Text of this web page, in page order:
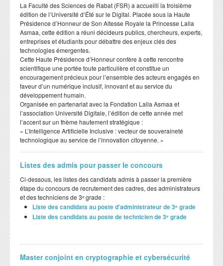
​La Faculté des Sciences de Rabat (FSR) a accueilli la troisième
édition de l’Université d’Été sur le Digital. Placée sous la Haute
Présidence d’Honneur de Son Altesse Royale la Princesse Lalla
Asmaa, cette édition a réuni décideurs publics, chercheurs, experts,
entreprises et étudiants pour débattre des enjeux clés des
technologies émergentes.
​Cette Haute Présidence d’Honneur confère à cette rencontre
scientifique une portée toute particulière et constitue un
encouragement précieux pour l’ensemble des acteurs engagés en
faveur d’un numérique inclusif, innovant et au service du
développement humain.
​Organisée en partenariat avec la Fondation Lalla Asmaa et
l’association Université Digitale, l’édition de cette année met
l’accent sur un thème hautement stratégique :
​« L’Intelligence Artificielle Inclusive : vecteur de souveraineté
technologique au service de l’innovation citoyenne. »
Listes des admis pour passer le concours
Ci-dessous, les listes des candidats admis à passer la première
étape du concours de recrutement des cadres, des administrateurs
et des techniciens de 3ᵉ grade :
Liste des candidats au poste d'administrateur de 3ᵉ grade
Liste des candidats au poste de technicien de 3ᵉ grade
Master conjoint en cryptographie et cybersécurité